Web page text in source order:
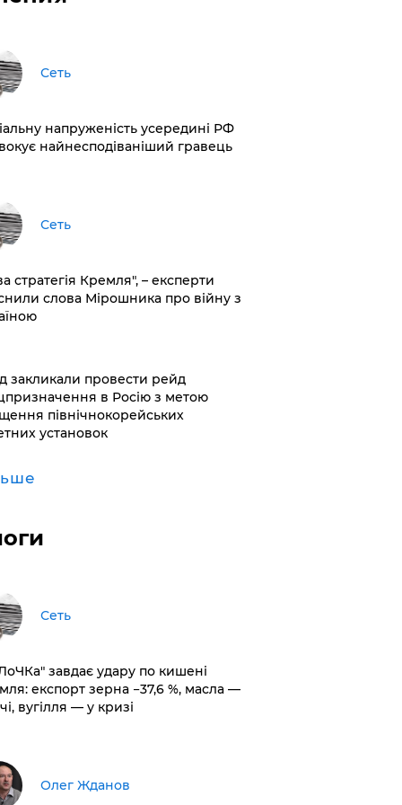
Сеть
напруженість усередині РФ
найнесподіваніший гравець
Сеть
стратегія Кремля", – експерти
слова Мірошника про війну з
закликали провести рейд
в Росію з метою
північнокорейських
установок
Сеть
завдає удару по кишені
експорт зерна −37,6 %, масла —
вугілля — у кризі
Олег Жданов